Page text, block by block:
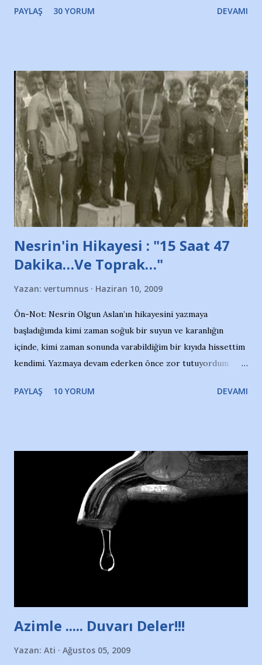
irkildim.. "Bursasporlu taraftarlar, İstanbul takımlarının
ve ürünlerini Bursa şehrinde görmek istemediklerini bir
protesto eylemiyle açıkladıklarını bildiriyordu.. Bu grup
adına açıklama yapan şahsı muhterem(!) ''Açık ve net olarak
söylüyoruz. Bu son uyarımızdır. Bunun yanısıra, bu takımlara
ait tanıtıcı ilanların asılmasına izin veren Bursa Büyükşehir
Belediyesi ile mağazaların bulunduğu alışveriş merkezlerini
de kınıyoruz'' diye de eklemiş .. Blogumuzda okuduğum bu
yazının hemen ardından bu habe...
PAYLAŞ 30 YORUM DEVAMI
Nesrin'in Hikayesi : "15 Saat 47
Dakika…Ve Toprak…"
Yazan: vertumnus Haziran 10, 2009
Ön-Not: Nesrin Olgun Aslan’ın hikayesini yazmaya
başladığımda kimi zaman soğuk bir suyun ve karanlığın
içinde, kimi zaman sonunda varabildiğim bir kıyıda hissettim
kendimi. Yazmaya devam ederken önce zor tutuyordum
Yazımı, ağlayarak bitirebildim ancak…Kendisinin web
Nesrin’in Hikayesi’ne başlıyorum… 1964 Adana Yüzme
havuzunun kenarında 7 yaşında kara kuru bir kız çocuğu
duruyor. Havuzun içinde Adana Demirspor Kulübü
yüzücüleri. Erkekler çoğunlukta. Küçük kız etrafına bakıyor.
Sadece 4 kız çocuğu var. Nesrin, Adana Demirspor’un 4
kızından biri oluyor o gün…Giriyor havuza. 1973 – 1975
Adana Nesrin, 16 yaşında. Yüzüyor. 7 yaşında girdiği
Türkiye 3.lüğü var. 17 yaşında mar...
PAYLAŞ 10 YORUM DEVAMI
Azimle ..... Duvarı Deler!!!
Yazan: Ati Ağustos 05, 2009